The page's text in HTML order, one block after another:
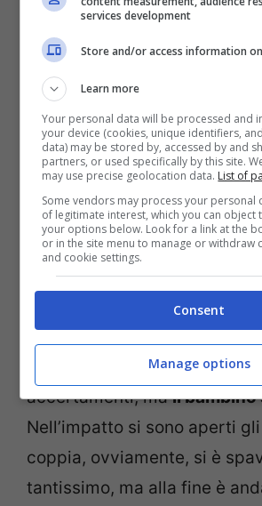
soltanto la foto della
rassicurare tutti e dire che
stanno bene.
è stata portata in
accertamenti, mail bambino
Nell’impatto si sono aperti
coppia, ovviamente, si è
tantissimo, ma alla fine è
services development
Store and/or access information
Learn more
Your personal data will be processed and
your device (cookies, unique identifiers,
data) may be stored by, accessed by and
partners, or used specifically by this site.
may use precise geolocation data. List of
Some vendors may process your personal
of legitimate interest, which you can object
your options below. Look for a link at the
or in the site menu to manage or withdraw
and cookie settings.
Consent
Manage options